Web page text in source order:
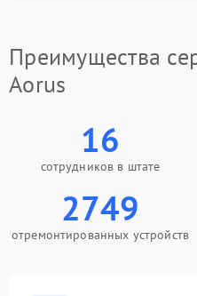
Преимущества
Aorus
16
сотрудников в штате
2749
отремонтированных устройств